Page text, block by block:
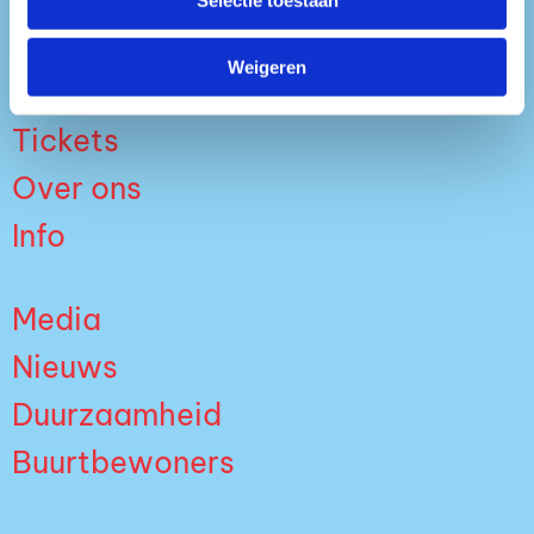
Weigeren
Tickets
Over ons
Info
Media
Nieuws
Duurzaamheid
Buurtbewoners